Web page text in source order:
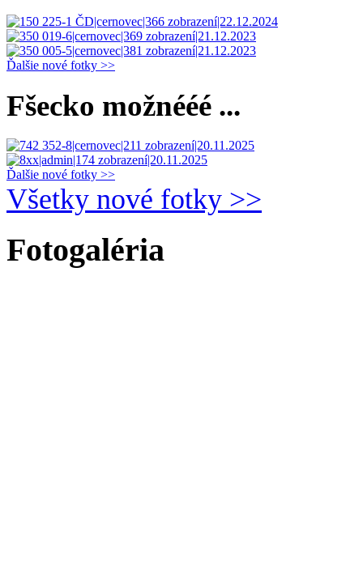
Ďalšie nové fotky >>
Fšecko možnééé ...
Ďalšie nové fotky >>
Všetky nové fotky >>
Fotogaléria